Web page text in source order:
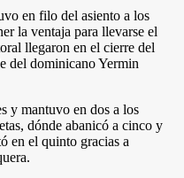
en filo del asiento a los
la ventaja para llevarse el
llegaron en el cierre del
del dominicano Yermin
y mantuvo en dos a los
dónde abanicó a cinco y
en el quinto gracias a